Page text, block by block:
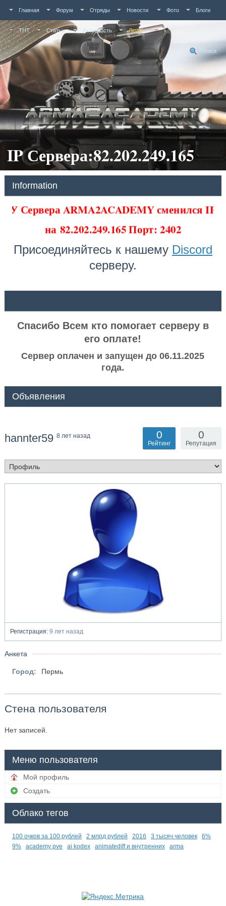
Главная Форум Отряды Новости Фото Блоги
ТНТ Статьи Активность Люди
Поиск
IP Сервера:82.202.249.165
Information
У Сервера ARMA2ACADEMY сменился IP
на82.202.249.165 Порт: 2402
Присоединяйтесь к нашему Discord
серверу.
Спасибо Всем кто помогает серверу в
его оплате!
Сервер оплачен и запущен до 06.11.2025
года.
Объявления
hannter59 8 лет назад 0
Репутация
0
Рейтинг
Регистрация:9 лет назад
Анкета
Город: Пермь
Стена пользователя
Нет записей.
Меню пользователя
Мой профиль
Создать
Облако тегов
100 очков за 100 рублей 2 млрд рублей 2016 3 тысяч человек
6%
9%
academy pve ai kodex animatediff и внутренних arma